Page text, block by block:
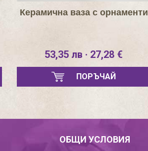
Керамична ваза с орнаменти
53,35 лв · 27,28 €
ПОРЪЧАЙ
ОБЩИ УСЛОВИЯ